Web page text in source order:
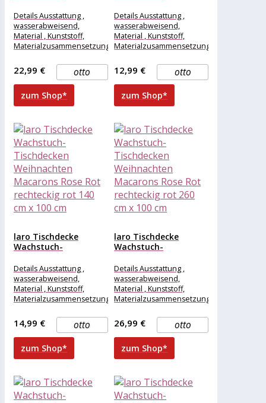
Weihnachten
Macarons Rose Rot...
Details Ausstattung ,
wasserabweisend,
Material , Kunststoff,
Materialzusammensetzung
Gewicht Breite , 180 cm,
Länge , 140
otto
22,99 €
zum Shop*
Weihnachten
Macarons Rose Rot...
Details Ausstattung ,
wasserabweisend,
Material , Kunststoff,
Materialzusammensetzung
Gewicht Breite , 120 cm,
Länge , 80
otto
12,99 €
zum Shop*
laro Tischdecke
Wachstuch-
Weihnachten
Macarons Rose Rot...
Details Ausstattung ,
wasserabweisend,
Material , Kunststoff,
Materialzusammensetzung
Gewicht Breite , 140 cm,
Länge , 100
otto
14,99 €
zum Shop*
laro Tischdecke
Wachstuch-
Weihnachten
Macarons Rose Rot...
Details Ausstattung ,
wasserabweisend,
Material , Kunststoff,
Materialzusammensetzung
Gewicht Breite , 260 cm,
Länge , 100
otto
26,99 €
zum Shop*